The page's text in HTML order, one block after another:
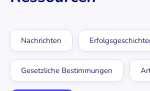
Nachrichten
Gesetzliche Bestimmungen